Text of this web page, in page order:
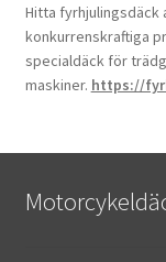
Hitta fyrhjulingsdäck
konkurrenskraftiga
specialdäck för
maskiner. https://